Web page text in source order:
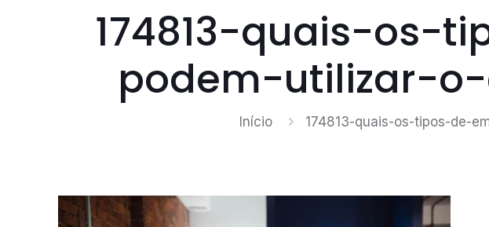
174813-quais-os-
podem-utilizar-
Início 174813-quais-os-tipos-de-